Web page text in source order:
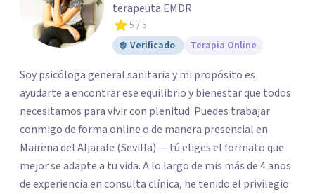
terapeuta EMDR
5 / 5
Verificado
Terapia Online
Soy psicóloga general sanitaria y mi propósito es
ayudarte a encontrar ese equilibrio y bienestar que todos
necesitamos para vivir con plenitud. Puedes trabajar
conmigo de forma online o de manera presencial en
Mairena del Aljarafe (Sevilla) — tú eliges el formato que
mejor se adapte a tu vida. A lo largo de mis más de 4 años
de experiencia en consulta clínica, he tenido el privilegio